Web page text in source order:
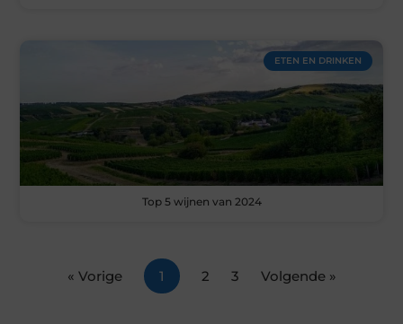
ETEN EN DRINKEN
Top 5 wijnen van 2024
« Vorige 1 2 3 Volgende »